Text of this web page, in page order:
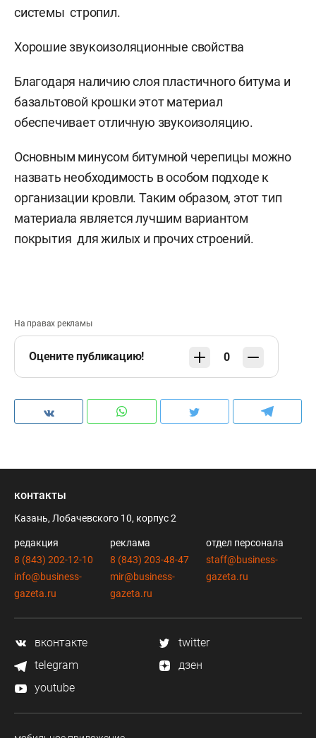
системы стропил.
Хорошие звукоизоляционные свойства
Благодаря наличию слоя пластичного битума и
базальтовой крошки этот материал
обеспечивает отличную звукоизоляцию.
Основным минусом битумной черепицы можно
назвать необходимость в особом подходе к
организации кровли. Таким образом, этот тип
материала является лучшим вариантом
покрытия для жилых и прочих строений.
На правах рекламы
Оцените публикацию! 0
контакты
Казань, Лобачевского 10, корпус 2
редакция
8 (843) 202-12-10
info@business-
gazeta.ru
реклама
8 (843) 203-48-47
mir@business-
gazeta.ru
отдел персонала
staff@business-
gazeta.ru
вконтакте
twitter
telegram
дзен
youtube